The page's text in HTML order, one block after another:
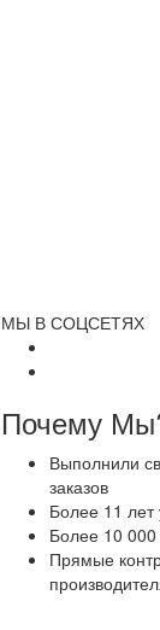
МЫ В СОЦСЕТЯХ
Почему
Выполнили
заказов
Более 11
Более 10 000
Прямые